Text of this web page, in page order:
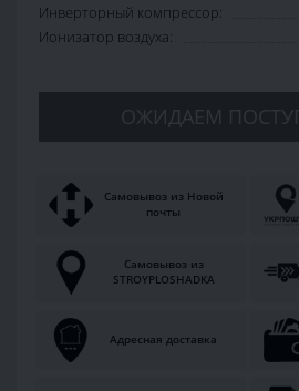
Инверторный компрессор:
Ионизатор воздуха:
ОЖИДАЕМ
Самовывоз из Новой
почты
Самовывоз из
STROYPLOSHADKA
Адресная доставка